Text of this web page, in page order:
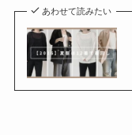
あわせて読みたい